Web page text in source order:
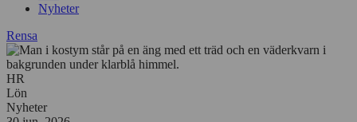
Nyheter
Rensa
HR
Lön
Nyheter